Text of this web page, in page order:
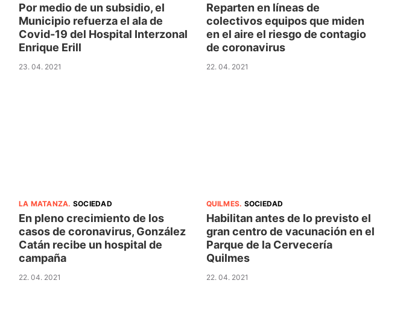
Por medio de un subsidio, el
Municipio refuerza el ala de
Covid-19 del Hospital Interzonal
Enrique Erill
23. 04. 2021
Reparten en líneas de
colectivos equipos que miden
en el aire el riesgo de contagio
de coronavirus
22. 04. 2021
LA MATANZA. SOCIEDAD
En pleno crecimiento de los
casos de coronavirus, González
Catán recibe un hospital de
campaña
22. 04. 2021
QUILMES. SOCIEDAD
Habilitan antes de lo previsto el
gran centro de vacunación en el
Parque de la Cervecería
Quilmes
22. 04. 2021